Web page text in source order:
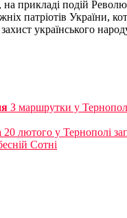
прикладі подій
патріотів України,
українського
З маршрутки у
20 лютого у Тернополі
Сотні